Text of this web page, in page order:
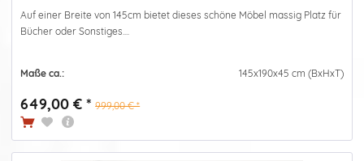
Auf einer Breite von 145cm bietet dieses schöne Möbel massig Platz für
Bücher oder Sonstiges....
Maße ca.: 145x190x45 cm (BxHxT)
649,00 € * 999,00 € *